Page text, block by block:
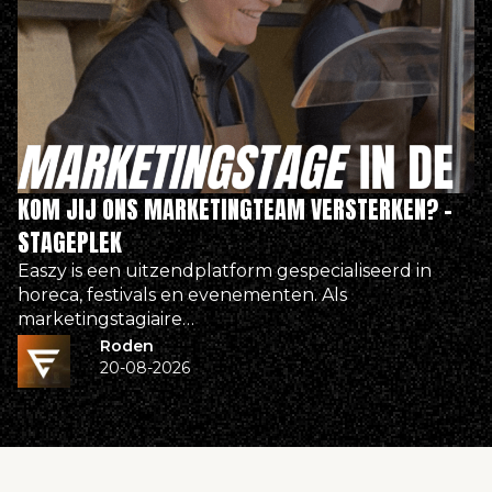
KOM JIJ ONS MARKETINGTEAM VERSTERKEN? –
STAGEPLEK
Easzy is een uitzendplatform gespecialiseerd in
horeca, festivals en evenementen. Als
marketingstagiaire…
Roden
20-08-2026